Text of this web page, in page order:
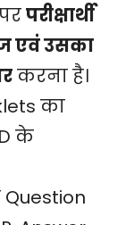
परीक्षार्थी
एवं उसका
करना है।
का
के
Question